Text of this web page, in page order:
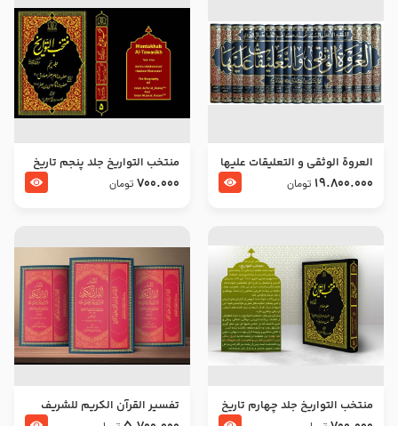
العروة الوثقى و التعليقات عليها
– طرح جدید
19.800.000 تومان
منتخب التواریخ جلد پنجم تاریخ
امام جعفر صادق و امام موسی
700.000 تومان
منتخب التواریخ جلد چهارم تاریخ
تفسير القرآن الكريم للشريف